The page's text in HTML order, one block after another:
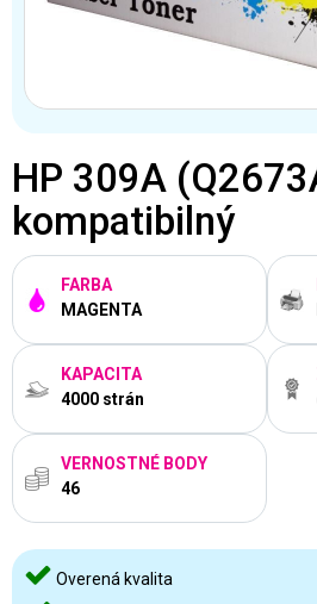
HP 309A
kompatibilný
FARBA
MAGENTA
KAPACITA
4000 strán
VERNOSTNÉ BODY
46
Overená kvalita